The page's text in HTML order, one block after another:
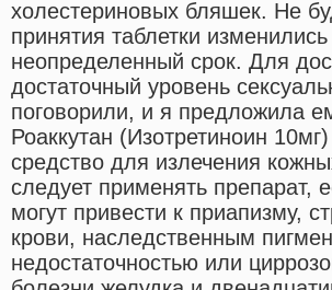
холестериновых бляшек. Не
принятия таблетки
неопределенный срок. Для
достаточный уровень
поговорили, и я предложила
Роаккутан (Изотретиноин
средство для излечения
следует применять препарат,
могут привести к приапизму,
крови, наследственным
недостаточностью или